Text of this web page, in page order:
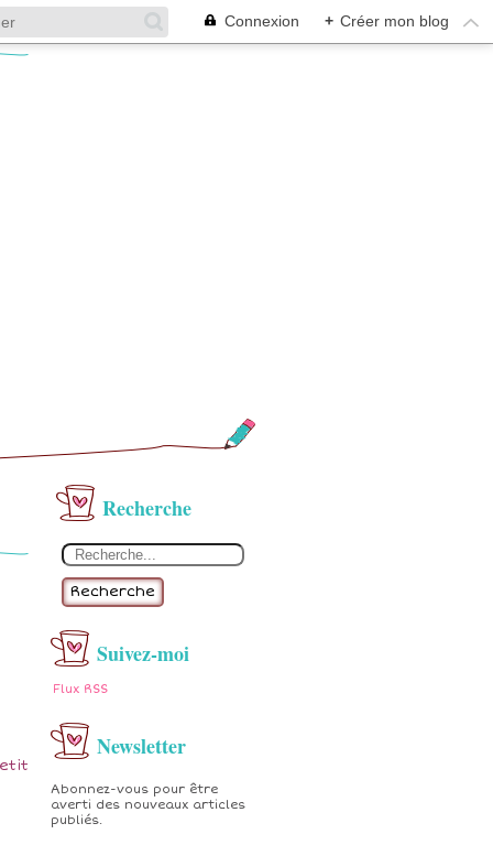
Connexion + Créer mon blog
Recherche
Recherche
Suivez-moi
Flux RSS
Newsletter
Abonnez-vous pour être
averti des nouveaux articles
publiés.